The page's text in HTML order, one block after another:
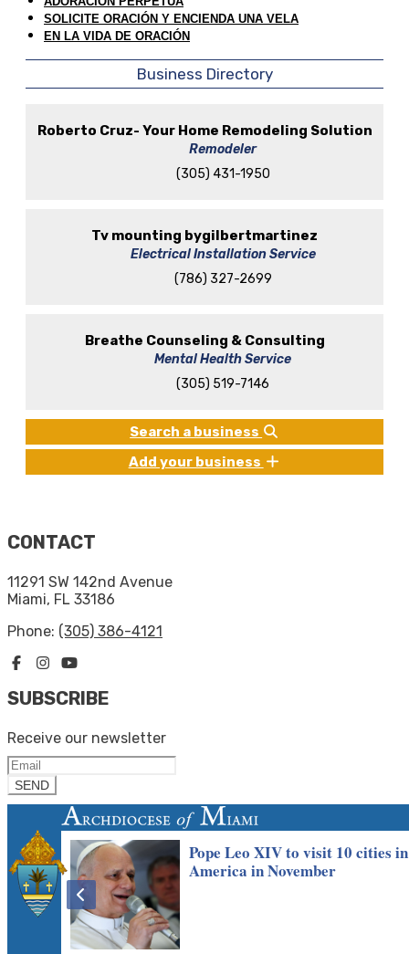
SOLICITE ORACIÓN Y ENCIENDA UNA VELA
EN LA VIDA DE ORACIÓN
Business Directory
Roberto Cruz- Your Home Remodeling Solution
Remodeler
(305) 431-1950
Tv mounting bygilbertmartinez
Electrical Installation Service
(786) 327-2699
Breathe Counseling & Consulting
Mental Health Service
(305) 519-7146
Search a business
Add your business
CONTACT
11291 SW 142nd Avenue
Miami, FL 33186
Phone: (305) 386-4121
SUBSCRIBE
Receive our newsletter